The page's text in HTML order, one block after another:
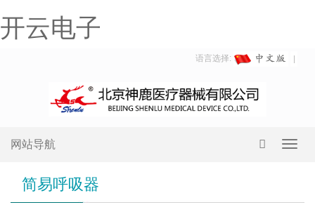
开云电子
语言选择:
网站导航
简易呼吸器